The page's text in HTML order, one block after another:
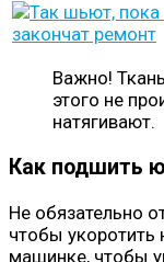
Важно!
этого не
натягивают.
Как подшить
Не обязательно
чтобы
машинке, чтобы